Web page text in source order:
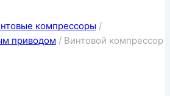
компрессоры /
приводом / Винтовой компрессор